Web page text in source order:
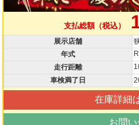
支払総額（税込）
展示店舗
年式
走行距離
車検満了日
在庫詳細
お問